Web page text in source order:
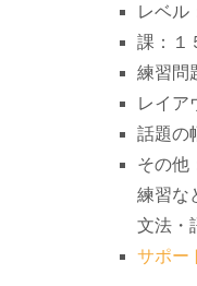
レベル
課：１
練習
レイ
話題
その他
練習な
文法・
サポー